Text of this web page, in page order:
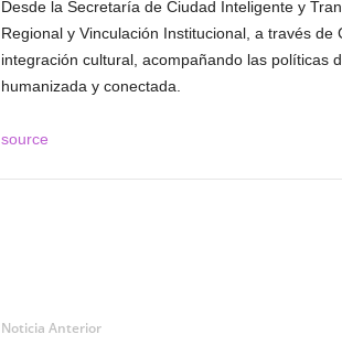
Desde la Secretaría de Ciudad Inteligente y
Regional y Vinculación Institucional, a través
integración cultural, acompañando las políticas
humanizada y conectada.
source
Noticia Anterior